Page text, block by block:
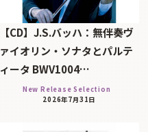
【CD】J.S.バッハ：無伴奏ヴ
ァイオリン・ソナタとパルテ
ィータ BWV1004…
New Release Selection
2026年7月31日